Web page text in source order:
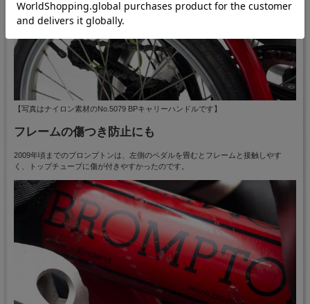
【写真はナイロン素材のNo.5079 BPキャリーハンドルです】
フレームの傷つき防止にも
2009年頃までのブロンプトンは、左側のペダルを畳むとフレームと接触しやす
く、トップチューブに傷が付きやすかったのです。